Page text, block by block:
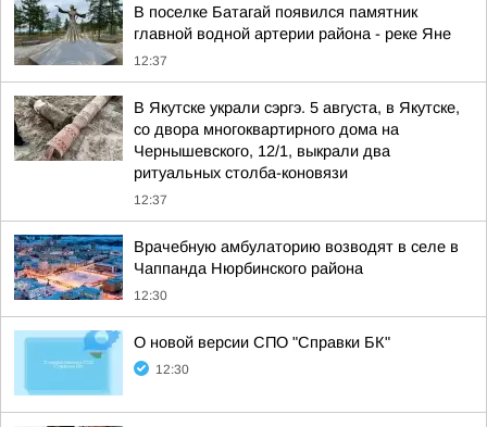
В поселке Батагай появился памятник
главной водной артерии района - реке Яне
12:37
В Якутске украли сэргэ. 5 августа, в Якутске,
со двора многоквартирного дома на
Чернышевского, 12/1, выкрали два
ритуальных столба-коновязи
12:37
Врачебную амбулаторию возводят в селе в
Чаппанда Нюрбинского района
12:30
О новой версии СПО "Справки БК"
12:30